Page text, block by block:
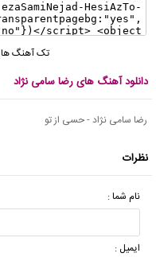
تک آهنگ ها
دانلود آهنگ های رضا سامی نژاد
رضا سامی نژاد - حسی از تو
نظرات
نام شما :
ایمیل :